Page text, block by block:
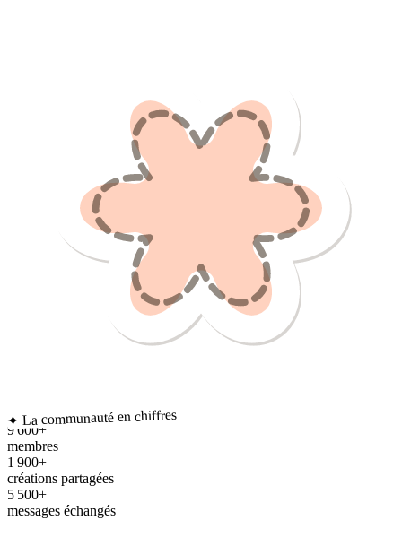
✦ La communauté en chiffres
9 600+
membres
1 900+
créations partagées
5 500+
messages échangés